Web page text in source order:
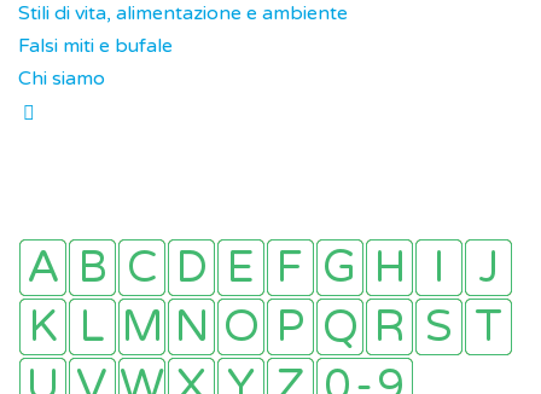
Stili di vita, alimentazione e ambiente
Falsi miti e bufale
Chi siamo